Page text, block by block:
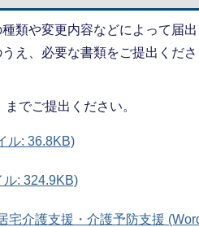
類や変更内容などによって届出
え、必要な書類をご提出くださ
でご提出ください。
ル: 36.8KB)
ル: 324.9KB)
宅介護支援・介護予防支援